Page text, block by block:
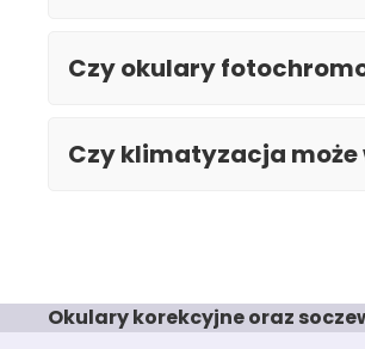
Czy okulary
Czy klimatyzacja może
Okulary korekcyjne oraz